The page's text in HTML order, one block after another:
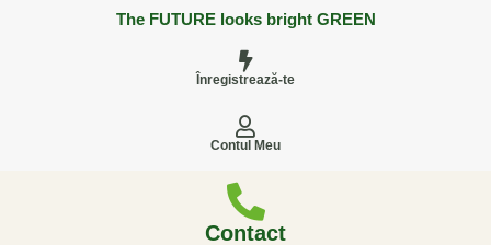
The FUTURE looks bright GREEN
Înregistrează-te
Contul Meu
Contact